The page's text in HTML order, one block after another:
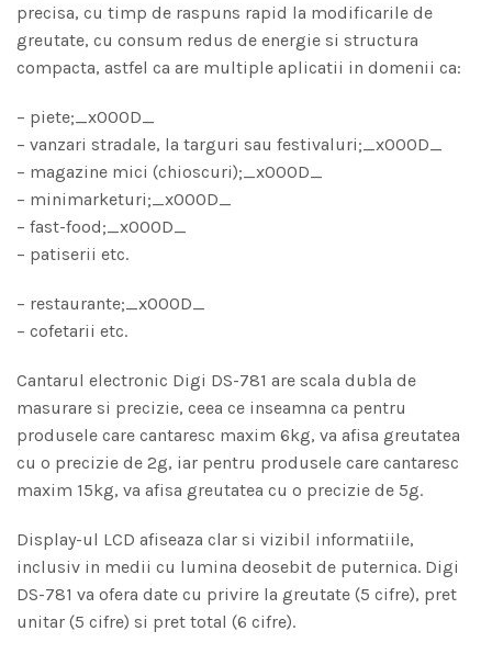
precisa, cu timp de raspuns rapid la modificarile de
greutate, cu consum redus de energie si structura
compacta, astfel ca are multiple aplicatii in domenii ca:
– piete;_x000D_
– vanzari stradale, la targuri sau festivaluri;_x000D_
– magazine mici (chioscuri);_x000D_
– minimarketuri;_x000D_
– fast-food;_x000D_
– patiserii etc.
– restaurante;_x000D_
– cofetarii etc.
Cantarul electronic Digi DS-781 are scala dubla de
masurare si precizie, ceea ce inseamna ca pentru
produsele care cantaresc maxim 6kg, va afisa greutatea
cu o precizie de 2g, iar pentru produsele care cantaresc
maxim 15kg, va afisa greutatea cu o precizie de 5g.
Display-ul LCD afiseaza clar si vizibil informatiile,
inclusiv in medii cu lumina deosebit de puternica. Digi
DS-781 va ofera date cu privire la greutate (5 cifre), pret
unitar (5 cifre) si pret total (6 cifre).